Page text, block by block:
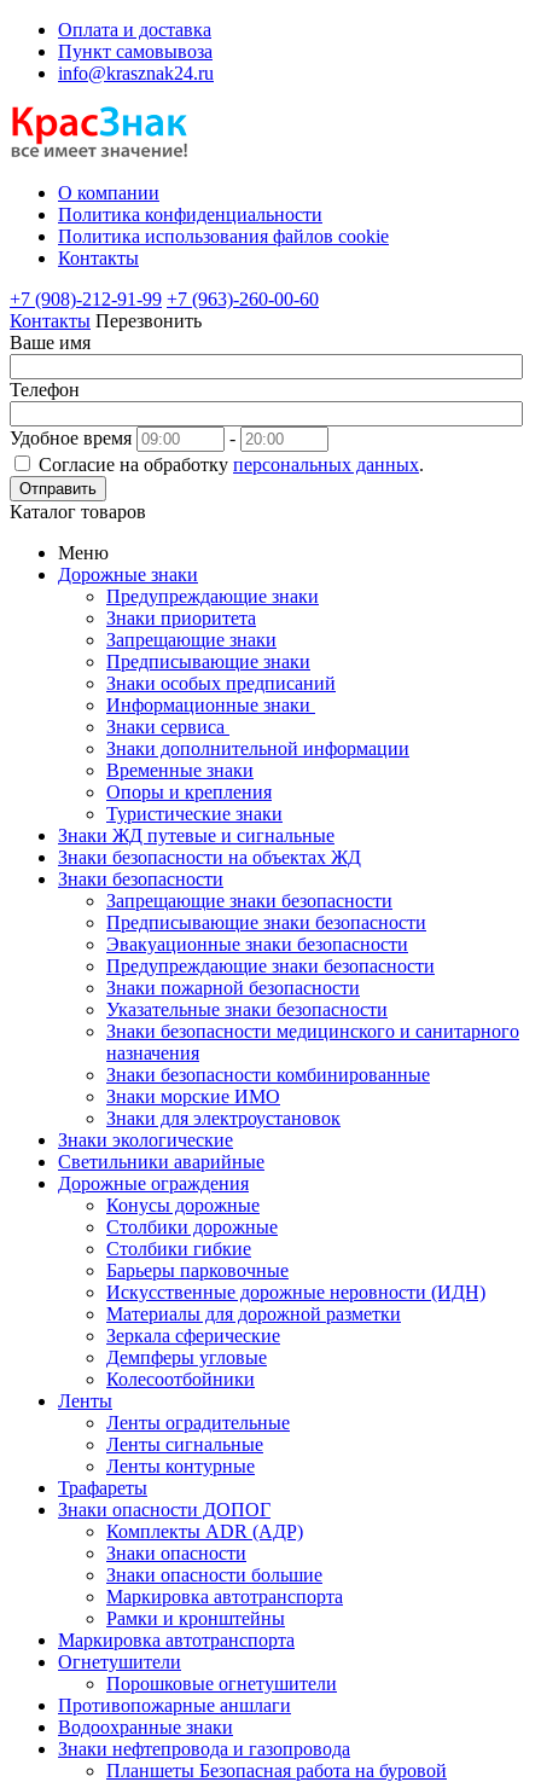
Оплата и доставка
Пункт самовывоза
info@krasznak24.ru
О компании
Политика конфиденциальности
Политика использования файлов cookie
Контакты
+7 (908)-212-91-99 +7 (963)-260-00-60
Контакты Перезвонить
Ваше имя
Телефон
Удобное время
-
Согласие на обработку персональных данных.
Отправить
Каталог товаров
Меню
Дорожные знаки
Предупреждающие знаки
Знаки приоритета
Запрещающие знаки
Предписывающие знаки
Знаки особых предписаний
Информационные знаки
Знаки сервиса
Знаки дополнительной информации
Временные знаки
Опоры и крепления
Туристические знаки
Знаки ЖД путевые и сигнальные
Знаки безопасности на объектах ЖД
Знаки безопасности
Запрещающие знаки безопасности
Предписывающие знаки безопасности
Эвакуационные знаки безопасности
Предупреждающие знаки безопасности
Знаки пожарной безопасности
Указательные знаки безопасности
Знаки безопасности медицинского и санитарного
назначения
Знаки безопасности комбинированные
Знаки морские ИМО
Знаки для электроустановок
Знаки экологические
Светильники аварийные
Дорожные ограждения
Конусы дорожные
Столбики дорожные
Столбики гибкие
Барьеры парковочные
Искусственные дорожные неровности (ИДН)
Материалы для дорожной разметки
Зеркала сферические
Демпферы угловые
Колесоотбойники
Ленты
Ленты оградительные
Ленты сигнальные
Ленты контурные
Трафареты
Знаки опасности ДОПОГ
Комплекты ADR (АДР)
Знаки опасности
Знаки опасности большие
Маркировка автотранспорта
Рамки и кронштейны
Маркировка автотранспорта
Огнетушители
Порошковые огнетушители
Противопожарные аншлаги
Водоохранные знаки
Знаки нефтепровода и газопровода
Планшеты Безопасная работа на буровой